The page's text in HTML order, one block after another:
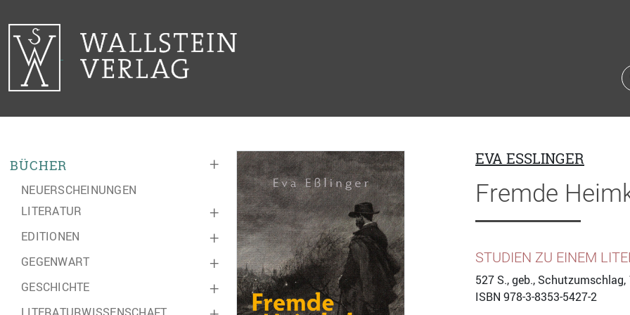
+
BÜCHER
NEUERSCHEINUNGEN
+
LITERATUR
+
EDITIONEN
+
GEGENWART
+
GESCHICHTE
EVA ESSLINGER
Fremde
STUDIEN ZU EINEM
527 S., geb., Schutzumschlag,
ISBN 978-3-8353-5427-2